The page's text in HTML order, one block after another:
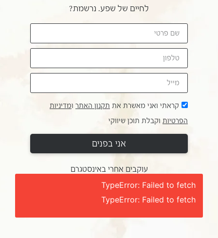
לחיים של שפע. נרשמת?
קראתי ואני מאשרת את תקנון האתרומדיניות
הפרטיותוקבלת תוכן שיווקי
אני בפנים
עוקבים אחרי באינסטגרם
TypeError: Failed to fetch
TypeError: Failed to fetch